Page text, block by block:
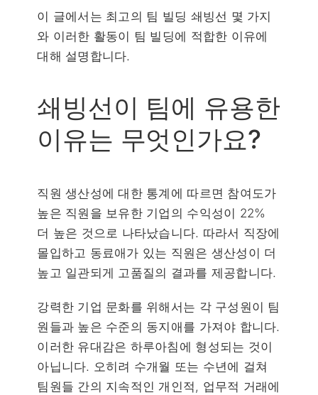
이 글에서는 최고의 팀 빌딩 쇄빙선 몇 가지
와 이러한 활동이 팀 빌딩에 적합한 이유에
대해 설명합니다.
쇄빙선이 팀에 유용한
이유는 무엇인가요?
직원 생산성에 대한 통계에 따르면 참여도가
높은 직원을 보유한 기업의 수익성이 22%
더 높은 것으로 나타났습니다. 따라서 직장에
몰입하고 동료애가 있는 직원은 생산성이 더
높고 일관되게 고품질의 결과를 제공합니다.
강력한 기업 문화를 위해서는 각 구성원이 팀
원들과 높은 수준의 동지애를 가져야 합니다.
이러한 유대감은 하루아침에 형성되는 것이
아닙니다. 오히려 수개월 또는 수년에 걸쳐
팀원들 간의 지속적인 개인적, 업무적 거래에